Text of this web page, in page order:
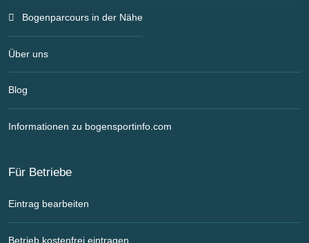
Bogenparcours in der Nähe
Über uns
Blog
Informationen zu bogensportinfo.com
Für Betriebe
Eintrag bearbeiten
Betrieb kostenfrei eintragen